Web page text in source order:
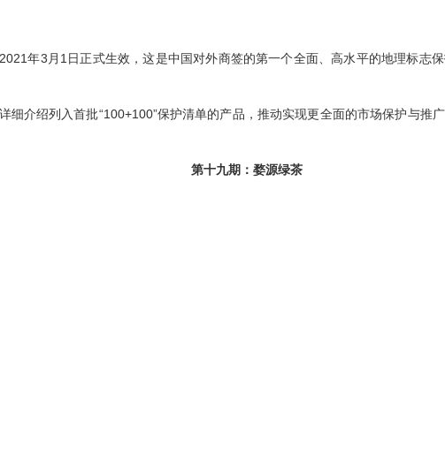
年3月1日正式生效，这是中国对外商签的第一个全面、高水平的地理标志
介绍列入首批“100+100”保护清单的产品，推动实现更全面的市场保护与推
第十九期：婺源绿茶